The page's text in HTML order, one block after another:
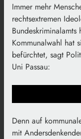
Immer mehr
rechtsextremen
Kommunalwahl hat
befürchtet, sagt
Uni Passau:
Denn auf
mit